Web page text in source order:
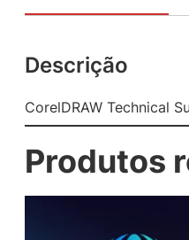
Descrição
CorelDRAW Technical
Produtos